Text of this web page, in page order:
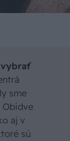
vybrať
sme
Obidve
aj v
sú